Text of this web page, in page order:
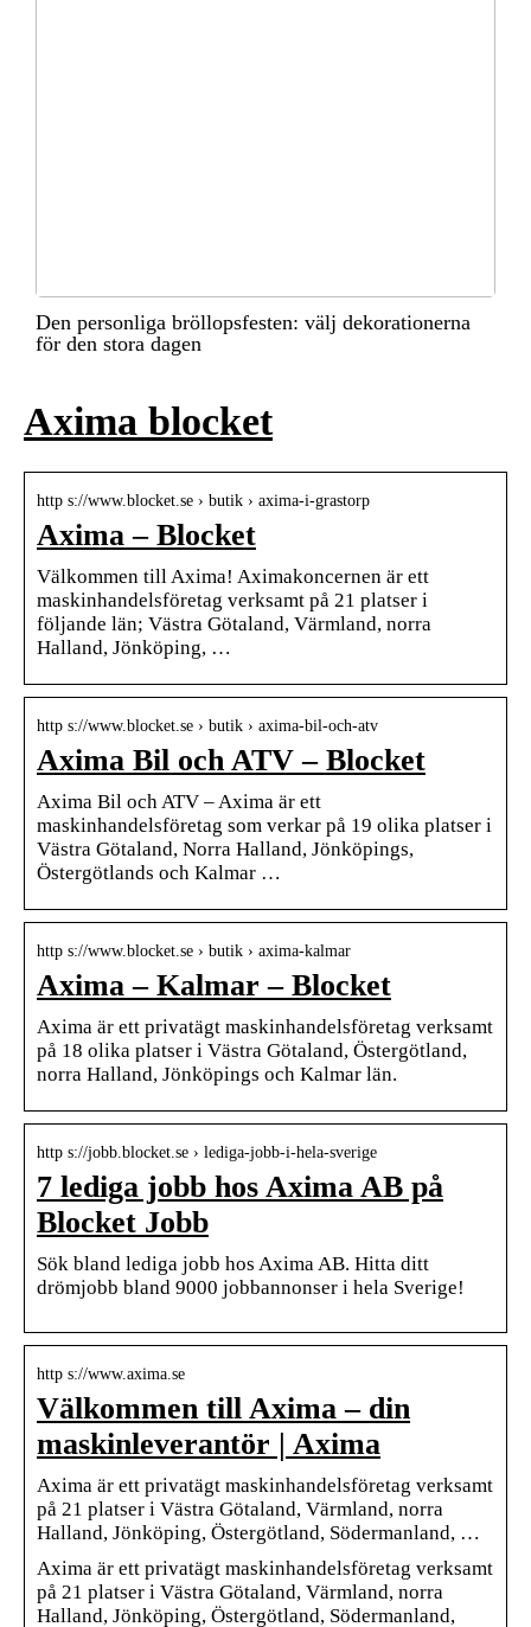
Den personliga bröllopsfesten: välj dekorationerna
för den stora dagen
Axima blocket
http s://www.blocket.se › butik › axima-i-grastorp
Axima – Blocket
Välkommen till Axima! Aximakoncernen är ett
maskinhandelsföretag verksamt på 21 platser i
följande län; Västra Götaland, Värmland, norra
Halland, Jönköping, …
http s://www.blocket.se › butik › axima-bil-och-atv
Axima Bil och ATV – Blocket
Axima Bil och ATV – Axima är ett
maskinhandelsföretag som verkar på 19 olika platser i
Västra Götaland, Norra Halland, Jönköpings,
Östergötlands och Kalmar …
http s://www.blocket.se › butik › axima-kalmar
Axima – Kalmar – Blocket
Axima är ett privatägt maskinhandelsföretag verksamt
på 18 olika platser i Västra Götaland, Östergötland,
norra Halland, Jönköpings och Kalmar län.
http s://jobb.blocket.se › lediga-jobb-i-hela-sverige
7 lediga jobb hos Axima AB på
Blocket Jobb
Sök bland lediga jobb hos Axima AB. Hitta ditt
drömjobb bland 9000 jobbannonser i hela Sverige!
http s://www.axima.se
Välkommen till Axima – din
maskinleverantör | Axima
Axima är ett privatägt maskinhandelsföretag verksamt
på 21 platser i Västra Götaland, Värmland, norra
Halland, Jönköping, Östergötland, Södermanland, …
Axima är ett privatägt maskinhandelsföretag verksamt
på 21 platser i Västra Götaland, Värmland, norra
Halland, Jönköping, Östergötland, Södermanland,